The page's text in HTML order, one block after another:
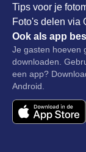
Tips voor je
Foto's delen via
Ook als app
Je gasten hoeven
downloaden.
een app?
Android.